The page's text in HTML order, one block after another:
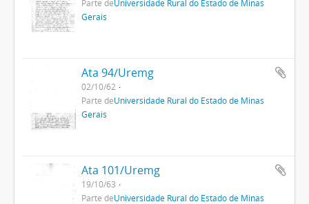
Parte deUniversidade Rural do Estado de Minas
Gerais
Ata 94/Uremg
02/10/62
Parte deUniversidade Rural do Estado de Minas
Gerais
Ata 101/Uremg
19/10/63
Parte deUniversidade Rural do Estado de Minas